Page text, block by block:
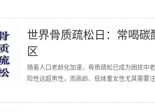
世界骨质疏松日：常喝
区
随着人口老龄化加速，骨质疏松已成为困扰中
险性远超男性，而高龄、低体重女性尤其需要